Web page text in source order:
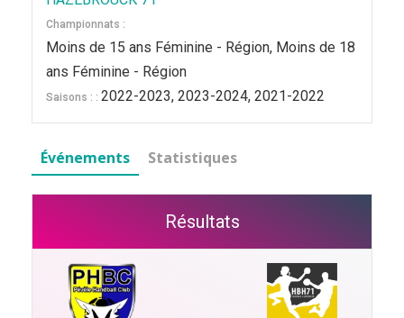
Championnats :
Moins de 15 ans Féminine - Région, Moins de 18
ans Féminine - Région
Saisons : : 2022-2023, 2023-2024, 2021-2022
Événements Statistiques
Résultats